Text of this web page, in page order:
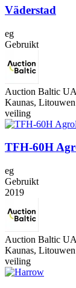
Väderstad
eg
Gebruikt
Auction Baltic
Kaunas, Litouwen
veiling
TFH-60H
eg
Gebruikt
2019
Auction Baltic
Kaunas, Litouwen
veiling